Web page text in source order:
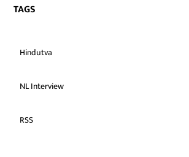
TAGS
Hindutva
NL Interview
RSS